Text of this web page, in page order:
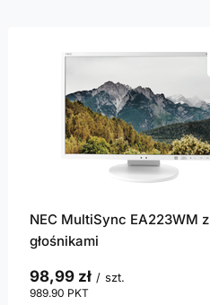
NEC MultiSync EA223WM z
głośnikami
98,99 zł / szt.
989.90 PKT